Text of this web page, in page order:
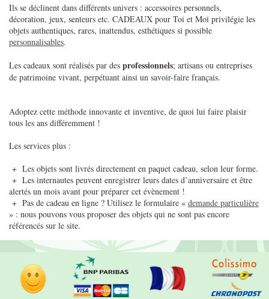
Ils se déclinent dans différents univers : accessoires personnels,
décoration, jeux, senteurs etc. CADEAUX pour Toi et Moi privilégie les
objets authentiques, rares, inattendus, esthétiques si possible
personnalisables.
Les cadeaux sont réalisés par des professionnels; artisans ou entreprises
de patrimoine vivant, perpétuant ainsi un savoir-faire français.
Adoptez cette méthode innovante et inventive, de quoi lui faire plaisir
tous les ans différemment !
Les services plus :
+ Les objets sont livrés directement en paquet cadeau, selon leur forme.
+ Les internautes peuvent enregistrer leurs dates d’anniversaire et être
alertés un mois avant pour préparer cet évènement !
+ Pas de cadeau en ligne ? Utilisez le formulaire « demande particulière
» : nous pouvons vous proposer des objets qui ne sont pas encore
référencés sur le site.